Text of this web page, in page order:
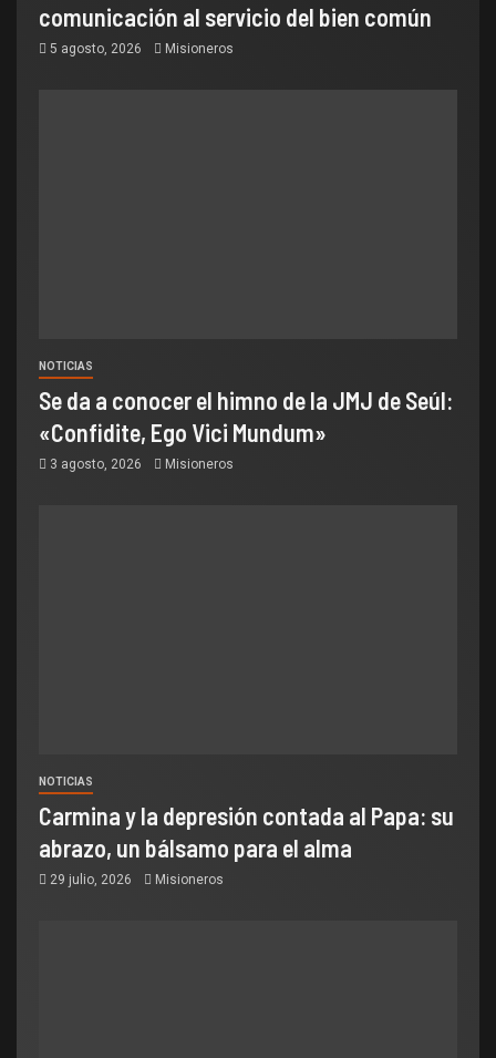
comunicación al servicio del bien común
5 agosto, 2026 Misioneros
NOTICIAS
Se da a conocer el himno de la JMJ de Seúl:
«Confidite, Ego Vici Mundum»
3 agosto, 2026 Misioneros
NOTICIAS
Carmina y la depresión contada al Papa: su
abrazo, un bálsamo para el alma
29 julio, 2026 Misioneros